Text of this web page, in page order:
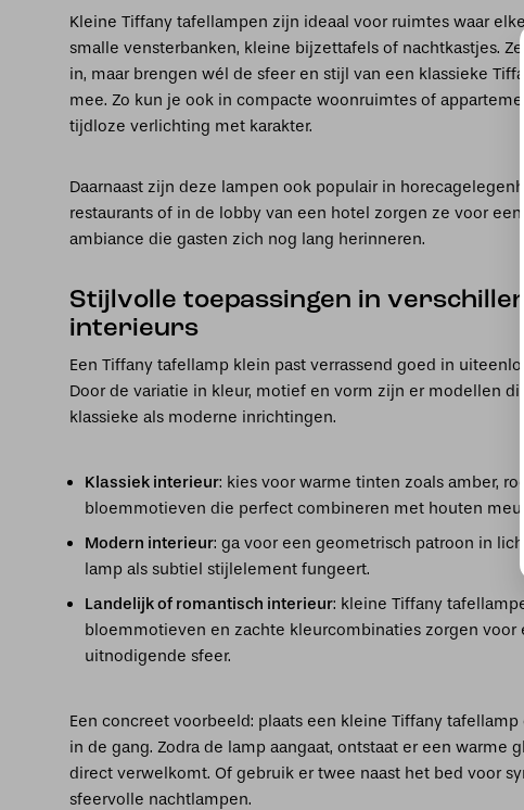
Kleine Tiffany tafellampen zijn ideaal voor ruimtes waar
smalle vensterbanken, kleine bijzettafels of nachtkastjes.
in, maar brengen wél de sfeer en stijl van een klassieke
mee. Zo kun je ook in compacte woonruimtes of
tijdloze verlichting met karakter.
Daarnaast zijn deze lampen ook populair in
restaurants of in de lobby van een hotel zorgen ze voor
ambiance die gasten zich nog lang herinneren.
Stijlvolle toepassingen in
interieurs
Een Tiffany tafellamp klein past verrassend goed in
Door de variatie in kleur, motief en vorm zijn er modellen
klassieke als moderne inrichtingen.
Klassiek interieur: kies voor warme tinten zoals amber,
bloemmotieven die perfect combineren met houten
Modern interieur: ga voor een geometrisch patroon in
lamp als subtiel stijlelement fungeert.
Landelijk of romantisch interieur: kleine Tiffany
bloemmotieven en zachte kleurcombinaties zorgen voor
uitnodigende sfeer.
Een concreet voorbeeld: plaats een kleine Tiffany
in de gang. Zodra de lamp aangaat, ontstaat er een warme
direct verwelkomt. Of gebruik er twee naast het bed voor
sfeervolle nachtlampen.